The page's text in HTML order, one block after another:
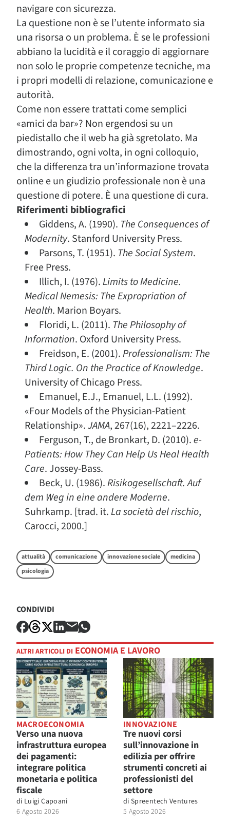
navigare con sicurezza.
La questione non è se l’utente informato sia
una risorsa o un problema. È se le professioni
abbiano la lucidità e il coraggio di aggiornare
non solo le proprie competenze tecniche, ma
i propri modelli di relazione, comunicazione e
autorità.
Come non essere trattati come semplici
«amici da bar»? Non ergendosi su un
piedistallo che il web ha già sgretolato. Ma
dimostrando, ogni volta, in ogni colloquio,
che la differenza tra un’informazione trovata
online e un giudizio professionale non è una
questione di potere. È una questione di cura.
Riferimenti bibliografici
Giddens, A. (1990). The Consequences of
Modernity. Stanford University Press.
Parsons, T. (1951). The Social System.
Free Press.
Illich, I. (1976).Limits to Medicine.
Medical Nemesis: The Expropriation of
Health. Marion Boyars.
Floridi, L. (2011). The Philosophy of
Information. Oxford University Press.
Freidson, E. (2001).Professionalism: The
Third Logic. On the Practice of Knowledge.
University of Chicago Press.
Emanuel, E.J., Emanuel, L.L. (1992).
«Four Models of the Physician-Patient
Relationship».JAMA, 267(16), 2221–2226.
Ferguson, T., de Bronkart, D. (2010).e-
Patients: How They Can Help Us Heal Health
Care. Jossey-Bass.
Beck, U. (1986).Risikogesellschaft. Auf
dem Weg in eine andere Moderne.
Suhrkamp. [trad. it.La società del rischio,
Carocci, 2000.]
attualità comunicazione innovazione sociale
medicina
psicologia
CONDIVIDI
ALTRI ARTICOLI DI ECONOMIA E LAVORO
MACROECONOMIA
Verso una nuova
infrastruttura europea
dei pagamenti:
integrare politica
monetaria e politica
fiscale
di Luigi Capoani
6 Agosto 2026
INNOVAZIONE
Tre nuovi corsi
sull’innovazione in
edilizia per offrire
strumenti concreti ai
professionisti del
settore
di Spreentech Ventures
5 Agosto 2026